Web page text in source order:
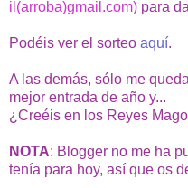
il(arroba)gmail.com) para
Podéis ver el sorteo aquí.
A las demás, sólo me
mejor entrada de año y...
¿Creéis en los Reyes
NOTA: Blogger no me ha
tenía para hoy, así que os